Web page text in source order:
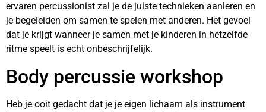
ervaren percussionist zal je de juiste technieken aanleren en
je begeleiden om samen te spelen met anderen. Het gevoel
dat je krijgt wanneer je samen met je kinderen in hetzelfde
ritme speelt is echt onbeschrijfelijk.
Body percussie workshop
Heb je ooit gedacht dat je je eigen lichaam als instrument